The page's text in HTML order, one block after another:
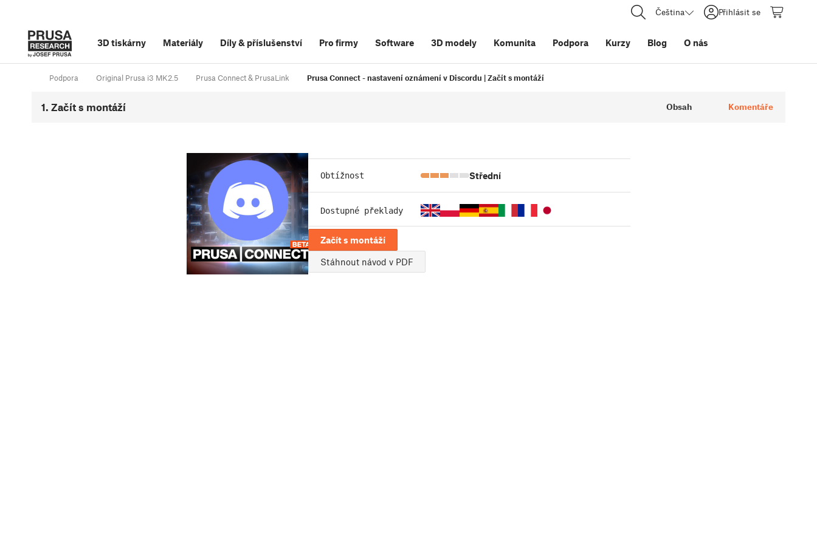
Čeština Přihlásit se
3D tiskárny Materiály Díly& příslušenství Pro firmy Software 3D modely Komunita Podpora Kurzy Blog O nás
Podpora Original Prusa i3 MK2.5 Prusa Connect & PrusaLink Prusa Connect - nastavení oznámení v Discordu | Začít s montáží
1. Začít s montáží Obsah Komentáře
Obtížnost Střední
Dostupné překlady
Začít s montáží
Stáhnout návod v PDF